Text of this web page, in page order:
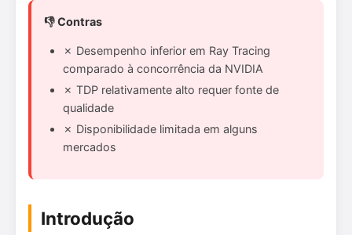
👎 Contras
✗ Desempenho inferior em Ray Tracing
comparado à concorrência da NVIDIA
✗ TDP relativamente alto requer fonte de
qualidade
✗ Disponibilidade limitada em alguns
mercados
Introdução